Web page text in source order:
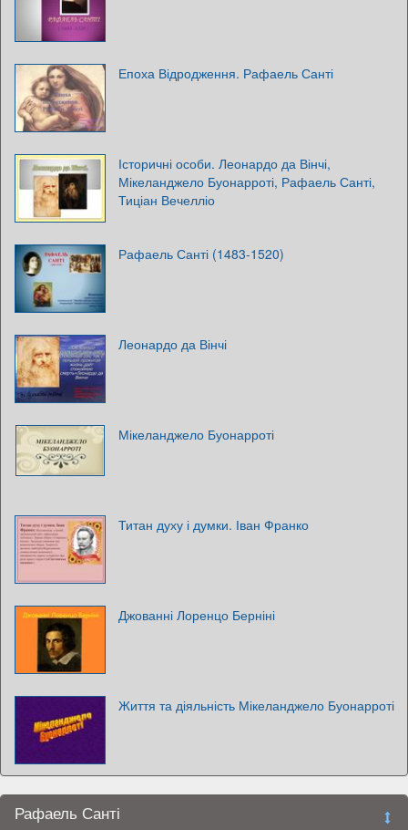
Епоха Відродження. Рафаель Санті
Історичні особи. Леонардо да Вінчі,
Мікеланджело Буонарроті, Рафаель Санті,
Тиціан Вечелліо
Рафаель Санті (1483-1520)
Леонардо да Вінчі
Мікеланджело Буонарроті
Титан духу і думки. Іван Франко
Джованні Лоренцо Берніні
Життя та діяльність Мікеланджело Буонарроті
Рафаель Санті